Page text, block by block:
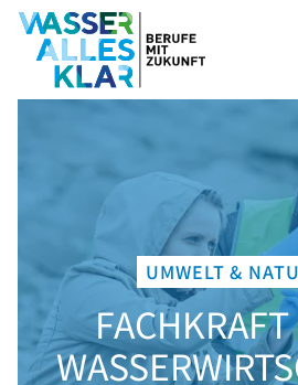
UMWELT &